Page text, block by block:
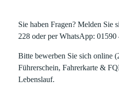
Sie haben Fragen? Melden Sie
228 oder per WhatsApp: 01590
Bitte bewerben Sie sich online
Führerschein, Fahrerkarte &
Lebenslauf.